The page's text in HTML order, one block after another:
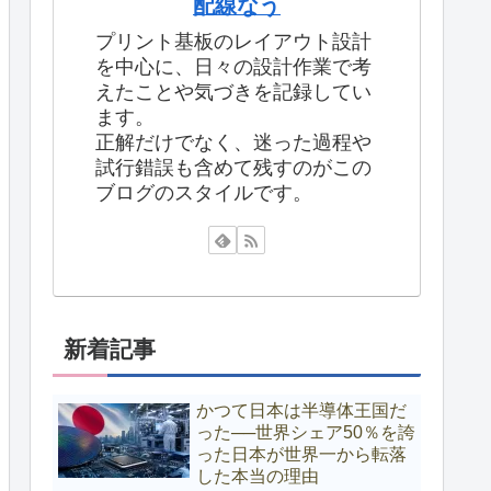
配線なう
プリント基板のレイアウト設計
を中心に、日々の設計作業で考
えたことや気づきを記録してい
ます。
正解だけでなく、迷った過程や
試行錯誤も含めて残すのがこの
ブログのスタイルです。
新着記事
かつて日本は半導体王国だ
った──世界シェア50％を誇
った日本が世界一から転落
した本当の理由